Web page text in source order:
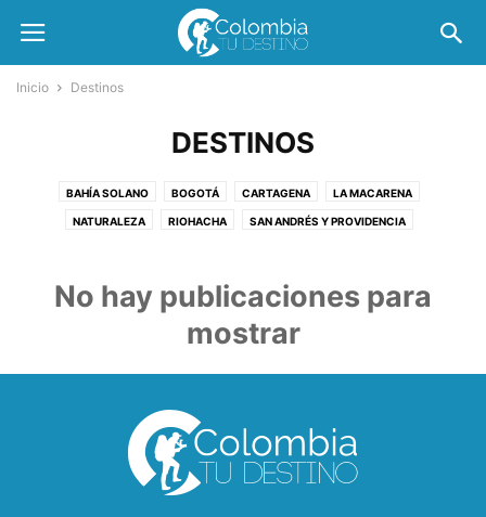
Inicio Destinos
DESTINOS
BAHÍA SOLANO BOGOTÁ CARTAGENA LA MACARENA
NATURALEZA RIOHACHA SAN ANDRÉS Y PROVIDENCIA
No hay publicaciones para
mostrar